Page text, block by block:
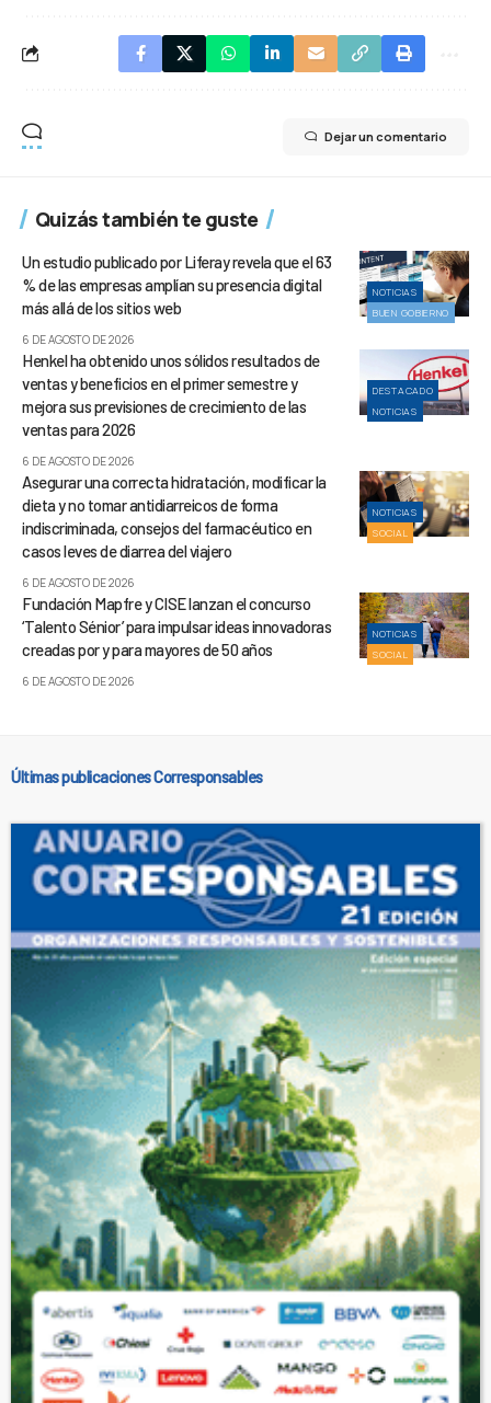
Dejar un comentario
Quizás también te guste
NOTICIAS
BUEN GOBIERNO
Un estudio publicado por Liferay revela que el 63
% de las empresas amplían su presencia digital
más allá de los sitios web
6 DE AGOSTO DE 2026
DESTACADO
NOTICIAS
Henkel ha obtenido unos sólidos resultados de
ventas y beneficios en el primer semestre y
mejora sus previsiones de crecimiento de las
ventas para 2026
6 DE AGOSTO DE 2026
NOTICIAS
SOCIAL
Asegurar una correcta hidratación, modificar la
dieta y no tomar antidiarreicos de forma
indiscriminada, consejos del farmacéutico en
casos leves de diarrea del viajero
6 DE AGOSTO DE 2026
NOTICIAS
SOCIAL
Fundación Mapfre y CISE lanzan el concurso
‘Talento Sénior’ para impulsar ideas innovadoras
creadas por y para mayores de 50 años
6 DE AGOSTO DE 2026
Últimas publicaciones Corresponsables